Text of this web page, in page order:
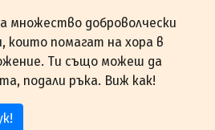
множество доброволчески
които помагат на хора в
Ти също можеш да
подали ръка. Виж как!